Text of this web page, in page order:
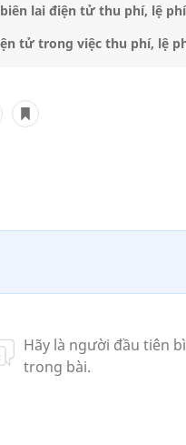
lai điện tử thu phí, lệ
tử trong việc thu phí, lệ